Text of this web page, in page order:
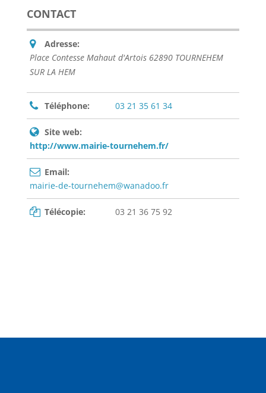
CONTACT
Adresse:
Place Contesse Mahaut d'Artois 62890 TOURNEHEM
SUR LA HEM
Téléphone: 03 21 35 61 34
Site web:
http://www.mairie-tournehem.fr/
Email:
mairie-de-tournehem@wanadoo.fr
Télécopie: 03 21 36 75 92